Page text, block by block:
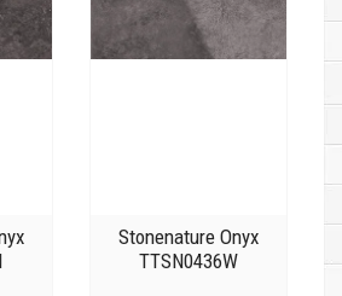
Stonenature Onyx
TTSN0436W